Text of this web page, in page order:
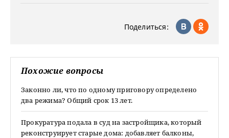
Поделиться:
Похожие вопросы
Законно ли, что по одному приговору определено
два режима? Общий срок 13 лет.
Прокуратура подала в суд на застройщика, который
реконструирует старые дома: добавляет балконы,